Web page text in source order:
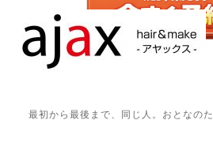
最初から最後まで、同じ人。おとなの